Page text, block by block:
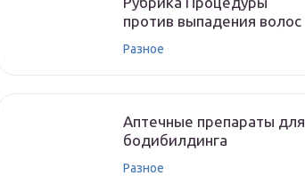
против выпадения волос
Разное
Аптечные препараты для
бодибилдинга
Разное